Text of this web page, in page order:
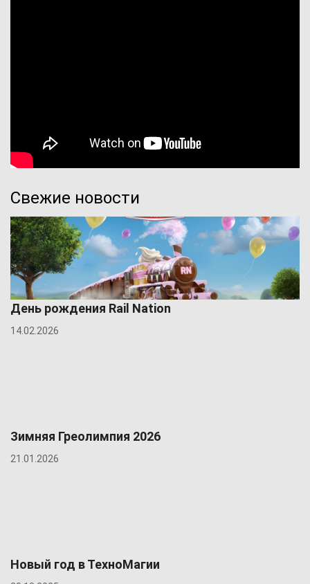
Свежие новости
День рождения Rail Nation
14.02.2026
Зимняя Греолимпия 2026
21.01.2026
Новый год в ТехноМагии